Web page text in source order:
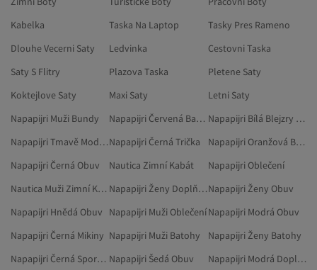
Kabelka
Taska Na Laptop
Tasky Pres Rameno
Dlouhe Vecerni Saty
Ledvinka
Cestovni Taska
Saty S Flitry
Plazova Taska
Pletene Saty
Koktejlove Saty
Maxi Saty
Letni Saty
Napapijri Muži Bundy
Napapijri Červená Batohy
Napapijri Bílá Blejzry A Vesty
Napapijri Tmavě Modrá ObuvNapapijri Černá Trička
Napapijri Oranžová Blejzry A Vesty
Napapijri Černá Obuv
Nautica Zimní Kabát
Napapijri Oblečení
Nautica Muži Zimní Kabát
Napapijri Ženy DoplňkyNapapijri Ženy Obuv
Napapijri Hnědá Obuv
Napapijri Muži OblečeníNapapijri Modrá Obuv
Napapijri Černá Mikiny Napapijri Muži Batohy
Napapijri Ženy Batohy
Napapijri Černá Sportovní Oblečení Napapijri Šedá Obuv
Napapijri Modrá Doplňky